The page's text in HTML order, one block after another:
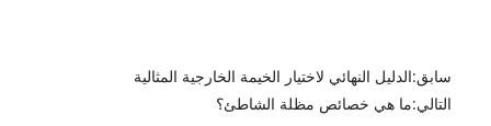
سابق:الدليل النهائي لاختيار الخيمة الخارجية المثالية
التالي:ما هي خصائص مظلة الشاطئ؟